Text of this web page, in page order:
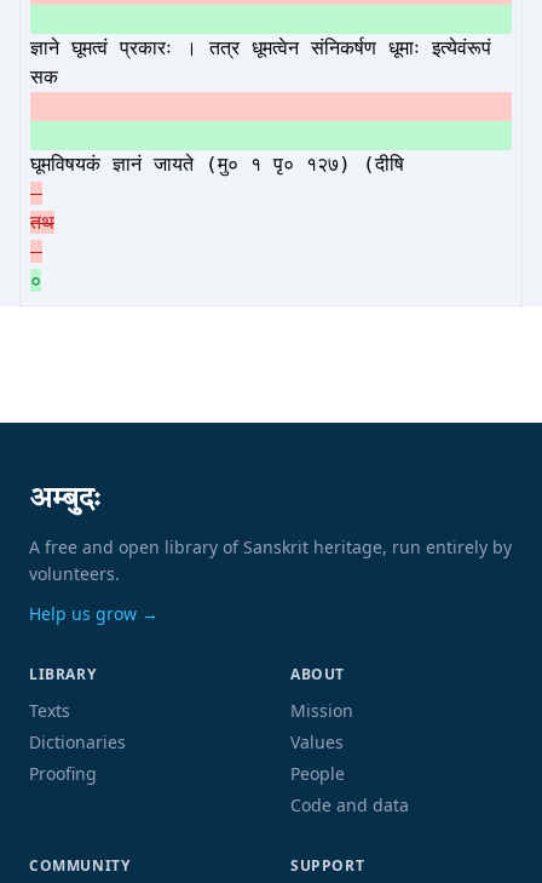
ज्ञाने घूमत्वं प्रकारः । तत्र धूमत्वेन संनिकर्षण धूमाः इत्येवंरूपं
सक
घूमविषयकं ज्ञानं जायते (मु० १ पृ० १२७) (दीषि
तथ
०
अम्बुदः
A free and open library of Sanskrit heritage, run entirely by
volunteers.
Help us grow →
LIBRARY
Texts
Dictionaries
Proofing
ABOUT
Mission
Values
People
Code and data
COMMUNITY SUPPORT